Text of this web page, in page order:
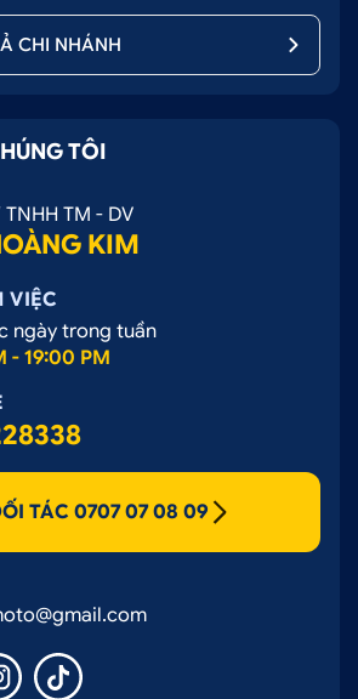
CHI NHÁNH
TÔI
TM - DV
KIM
VIỆC
ngày trong tuần
- 19:00 PM
TÁC 0707 07 08 09